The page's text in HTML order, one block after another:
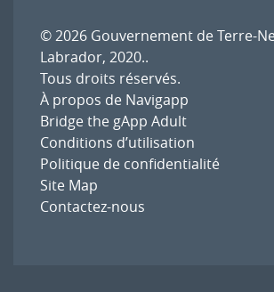
© 2026 Gouvernement de Terre-
Labrador, 2020..
Tous droits réservés.
À propos de Navigapp
Bridge the gApp Adult
Conditions d’utilisation
Politique de confidentialité
Site Map
Contactez-nous